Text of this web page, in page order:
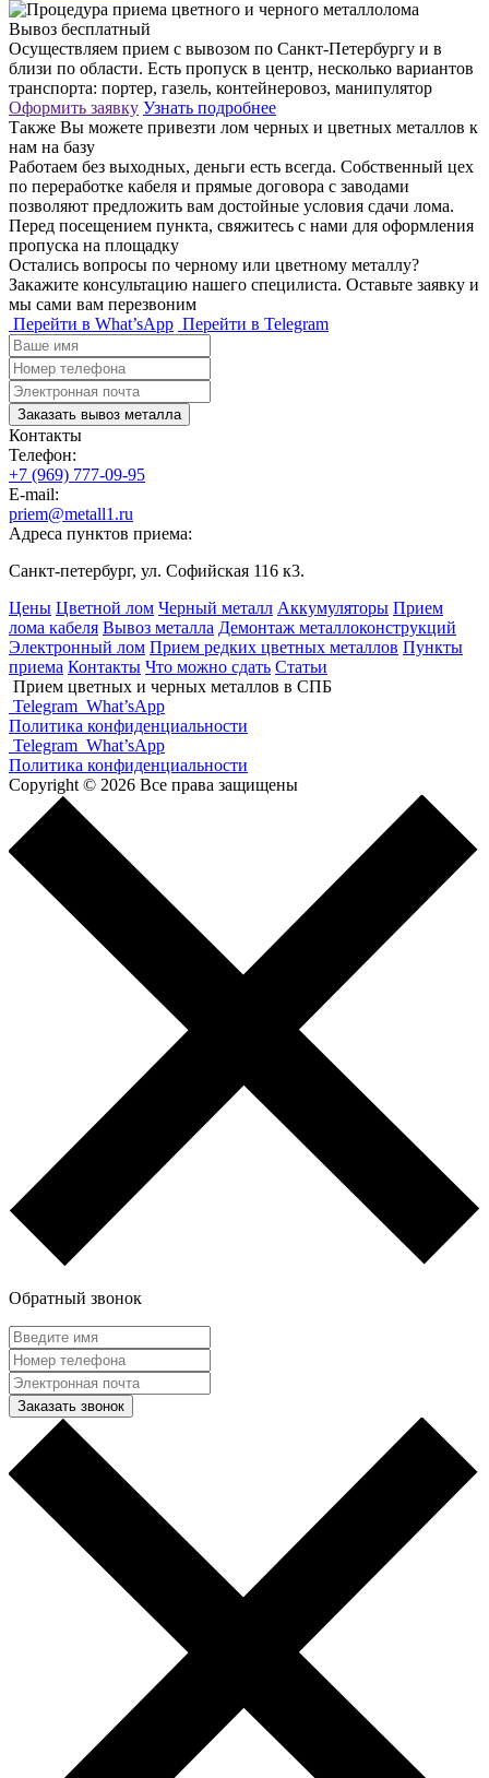
Вывоз бесплатный
Осуществляем прием с вывозом по Санкт-Петербургу и в
близи по области. Есть пропуск в центр, несколько вариантов
транспорта: портер, газель, контейнеровоз, манипулятор
Оформить заявку Узнать подробнее
Также Вы можете привезти лом черных и цветных металлов к
нам на базу
Работаем без выходных, деньги есть всегда. Собственный цех
по переработке кабеля и прямые договора с заводами
позволяют предложить вам достойные условия сдачи лома.
Перед посещением пункта, свяжитесь с нами для оформления
пропуска на площадку
Остались вопросы по черному или цветному металлу?
Закажите консультацию нашего специлиста. Оставьте заявку и
мы сами вам перезвоним
Перейти в What’sApp Перейти в Telegram
Заказать вывоз металла
Контакты
Телефон:
+7 (969) 777-09-95
E-mail:
priem@metall1.ru
Адреса пунктов приема:
Санкт-петербург, ул. Софийская 116 к3.
Цены Цветной лом Черный металл Аккумуляторы Прием
лома кабеля Вывоз металла Демонтаж металлоконструкций
Электронный лом Прием редких цветных металлов Пункты
приема Контакты Что можно сдать Статьи
Прием цветных и черных металлов в СПБ
Telegram What’sApp
Политика конфиденциальности
Telegram What’sApp
Политика конфиденциальности
Copyright © 2026 Все права защищены
Обратный звонок
Заказать звонок